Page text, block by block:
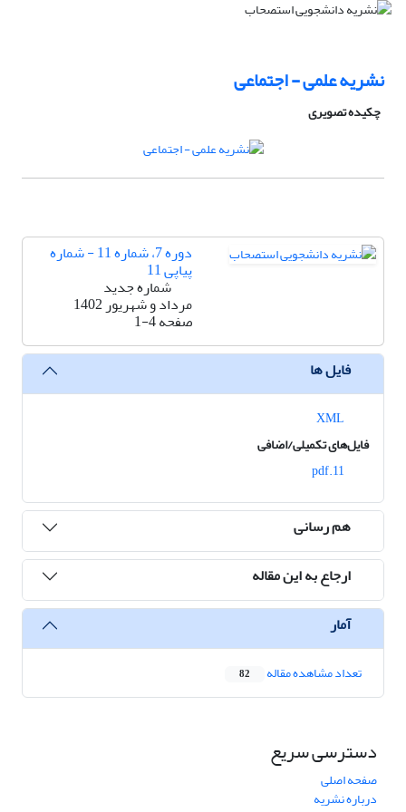
نشریه علمی - اجتماعی
چکیده تصویری
دوره 7، شماره 11 - شماره
پیاپی 11
شماره جدید
مرداد و شهریور 1402
صفحه1-4
فایل ها
فایل‌های تکمیلی/اضافی
هم رسانی
ارجاع به این مقاله
آمار
تعداد مشاهده مقاله 82
دسترسی سریع
صفحه اصلی
درباره نشریه